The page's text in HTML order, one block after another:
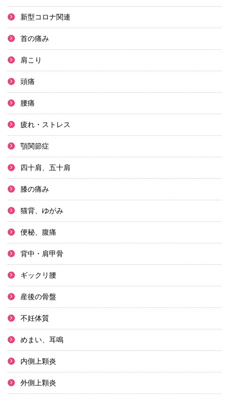
新型コロナ関連
首の痛み
肩こり
頭痛
腰痛
疲れ・ストレス
顎関節症
四十肩、五十肩
膝の痛み
猫背、ゆがみ
便秘、腹痛
背中・肩甲骨
ギックリ腰
産後の骨盤
不妊体質
めまい、耳鳴
内側上顆炎
外側上顆炎